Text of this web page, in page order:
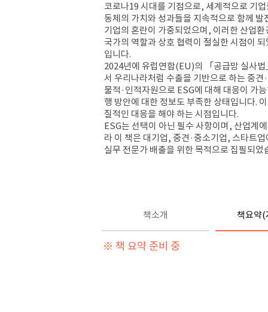
코로나19 시대를 기점으로, 세계적으로 기
동체의 가치와 성과들을 지속적으로 함께
기업의 혼란이 가중되었으며 , 이러한 산업
국가의 역할과 상호 협력이 절실한 시점이
입니다.
2024년에 유럽연합(EU)의 「공급망 실사법
서 우리나라처럼 수출을 기반으로 하는 중견 ·
물적 · 인적자원으로 ESG에 대해 대응이 가
행 방안에 대한 정보도 부족한 상태입니다.
질적인 대응을 해야 하는 시점입니다.
ESG는 선택이 아닌 필수 사항이며 , 산업계
라 이 책은 대기업, 중견 ·중소기업, 스타트
실무 전문가 배출을 위한 목적으로 집필되었
책소개 책요약(
※ 책 요약 준비 중